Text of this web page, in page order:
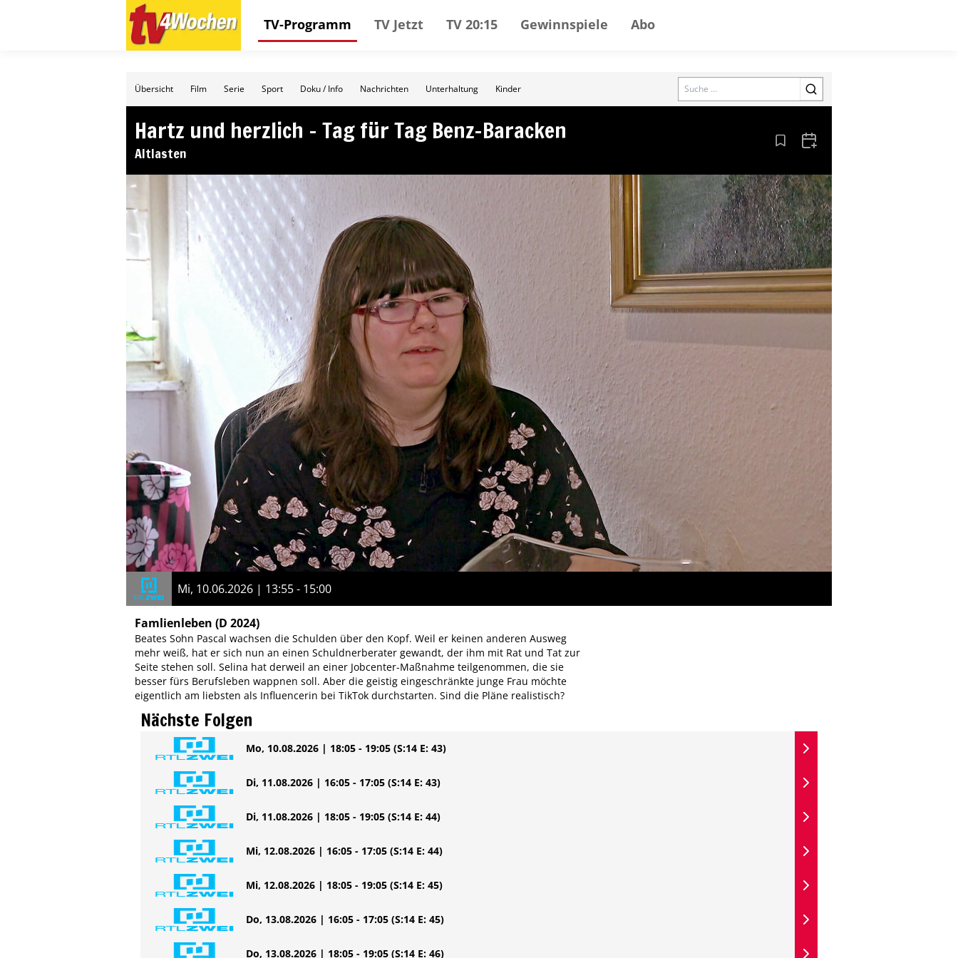
TV-Programm TV Jetzt TV 20:15 Gewinnspiele Abo
Übersicht Film Serie Sport Doku / Info Nachrichten Unterhaltung Kinder Search
Hartz und herzlich – Tag für Tag Benz-Baracken
Altlasten Aus den Lesezeichen entfernen
Zum Kalender hinzufügen
Mi, 10.06.2026 | 13:55 - 15:00
Famlienleben (D 2024)
Beates Sohn Pascal wachsen die Schulden über den Kopf. Weil er keinen anderen Ausweg
mehr weiß, hat er sich nun an einen Schuldnerberater gewandt, der ihm mit Rat und Tat zur
Seite stehen soll. Selina hat derweil an einer Jobcenter-Maßnahme teilgenommen, die sie
besser fürs Berufsleben wappnen soll. Aber die geistig eingeschränkte junge Frau möchte
eigentlich am liebsten als Influencerin bei TikTok durchstarten. Sind die Pläne realistisch?
Nächste Folgen
Mo, 10.08.2026 | 18:05 - 19:05 (S:14 E: 43)
Di, 11.08.2026 | 16:05 - 17:05 (S:14 E: 43)
Di, 11.08.2026 | 18:05 - 19:05 (S:14 E: 44)
Mi, 12.08.2026 | 16:05 - 17:05 (S:14 E: 44)
Mi, 12.08.2026 | 18:05 - 19:05 (S:14 E: 45)
Do, 13.08.2026 | 16:05 - 17:05 (S:14 E: 45)
Do, 13.08.2026 | 18:05 - 19:05 (S:14 E: 46)